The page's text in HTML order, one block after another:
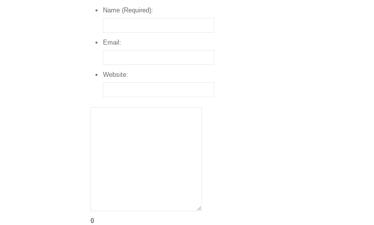
Name (Required):
Email:
Website:
0